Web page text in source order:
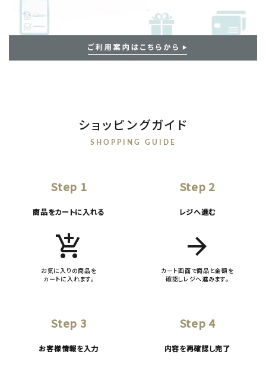
ショッピングガイド
SHOPPING GUIDE
Step 1
商品をカートに入れる
add_shopping_cart
お気に入りの商品を
カートに入れます。
Step 2
レジへ進む
arrow_forward
カート画面で商品と金額を
確認しレジへ進みます。
Step 3
お客様情報を入力
Step 4
内容を再確認し完了